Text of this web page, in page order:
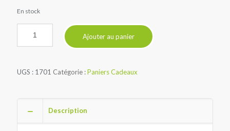
En stock
Ajouter au panier
UGS : 1701 Catégorie :Paniers Cadeaux
Description